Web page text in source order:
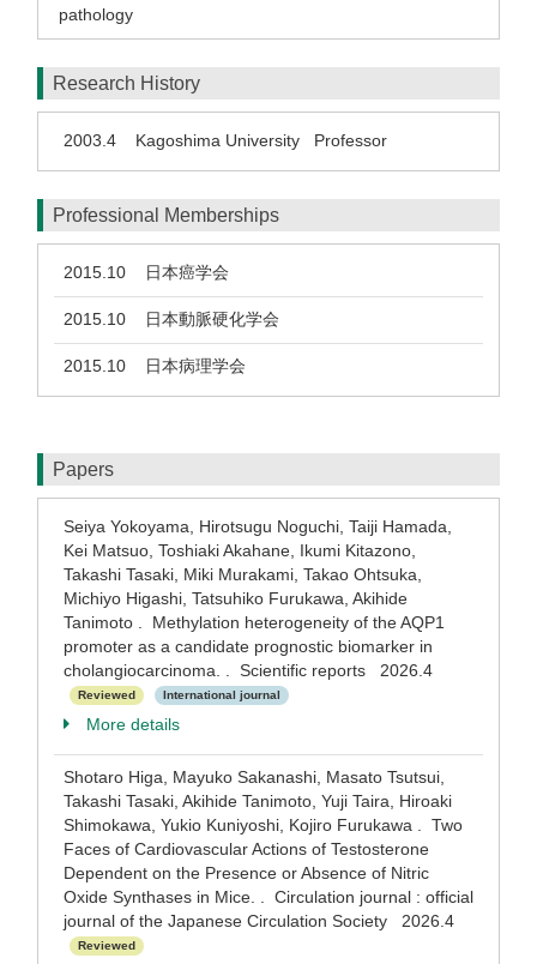
pathology
Research History
2003.4 Kagoshima University Professor
Professional Memberships
2015.10 日本癌学会
2015.10 日本動脈硬化学会
2015.10 日本病理学会
Papers
Seiya Yokoyama, Hirotsugu Noguchi, Taiji Hamada,
Kei Matsuo, Toshiaki Akahane, Ikumi Kitazono,
Takashi Tasaki, Miki Murakami, Takao Ohtsuka,
Michiyo Higashi, Tatsuhiko Furukawa, Akihide
Tanimoto . Methylation heterogeneity of the AQP1
promoter as a candidate prognostic biomarker in
cholangiocarcinoma. . Scientific reports 2026.4
Reviewed International journal
More details
Shotaro Higa, Mayuko Sakanashi, Masato Tsutsui,
Takashi Tasaki, Akihide Tanimoto, Yuji Taira, Hiroaki
Shimokawa, Yukio Kuniyoshi, Kojiro Furukawa . Two
Faces of Cardiovascular Actions of Testosterone
Dependent on the Presence or Absence of Nitric
Oxide Synthases in Mice. . Circulation journal : official
journal of the Japanese Circulation Society 2026.4
Reviewed